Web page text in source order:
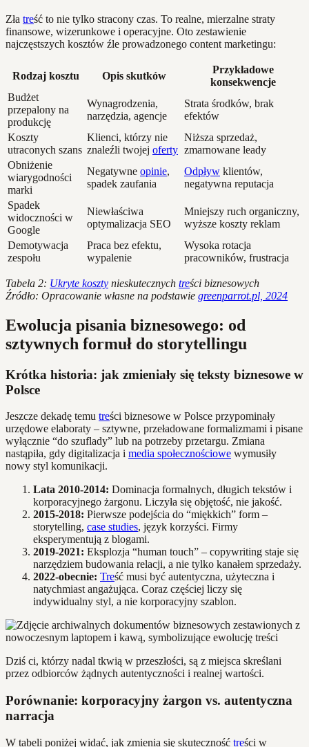
Zła treść to nie tylko stracony czas. To realne, mierzalne straty
finansowe, wizerunkowe i operacyjne. Oto zestawienie
najczęstszych kosztów źle prowadzonego content marketingu:
Rodzaj kosztu Opis skutków
Przykładowe
konsekwencje
Budżet
przepalony na
produkcję
Wynagrodzenia,
narzędzia, agencje
Strata środków, brak
efektów
Koszty
utraconych szans
Klienci, którzy nie
znaleźli twojej oferty
Niższa sprzedaż,
zmarnowane leady
Obniżenie
wiarygodności
marki
Negatywne opinie,
spadek zaufania
Odpływ klientów,
negatywna reputacja
Spadek
widoczności w
Google
Niewłaściwa
optymalizacja SEO
Mniejszy ruch organiczny,
wyższe koszty reklam
Demotywacja
zespołu
Praca bez efektu,
wypalenie
Wysoka rotacja
pracowników, frustracja
Tabela 2: Ukryte koszty nieskutecznych treści biznesowych
Źródło: Opracowanie własne na podstawie greenparrot.pl, 2024
Ewolucja pisania biznesowego: od
sztywnych formuł do storytellingu
Krótka historia: jak zmieniały się teksty biznesowe w
Polsce
Jeszcze dekadę temu treści biznesowe w Polsce przypominały
urzędowe elaboraty – sztywne, przeładowane formalizmami i pisane
wyłącznie “do szuflady” lub na potrzeby przetargu. Zmiana
nastąpiła, gdy digitalizacja i media społecznościowe wymusiły
nowy styl komunikacji.
Lata 2010-2014: Dominacja formalnych, długich tekstów i
korporacyjnego żargonu. Liczyła się objętość, nie jakość.
2015-2018: Pierwsze podejścia do “miękkich” form –
storytelling, case studies, język korzyści. Firmy
eksperymentują z blogami.
2019-2021: Eksplozja “human touch” – copywriting staje się
narzędziem budowania relacji, a nie tylko kanałem sprzedaży.
2022-obecnie: Treść musi być autentyczna, użyteczna i
natychmiast angażująca. Coraz częściej liczy się
indywidualny styl, a nie korporacyjny szablon.
Dziś ci, którzy nadal tkwią w przeszłości, są z miejsca skreślani
przez odbiorców żądnych autentyczności i realnej wartości.
Porównanie: korporacyjny żargon vs. autentyczna
narracja
W tabeli poniżej widać, jak zmienia się skuteczność treści w